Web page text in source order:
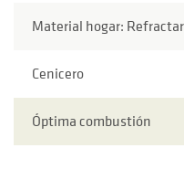
Material hogar:
Cenicero
Óptima combustión